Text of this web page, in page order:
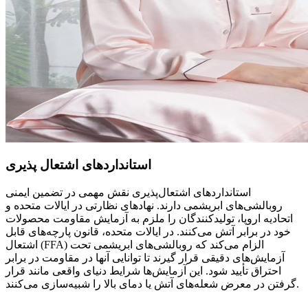
استانداردهای اشتعال پذیری
استانداردهای اشتعال‌پذیری نقش مهمی در تضمین ایمنی
روبالشی‌های ابریشمی دارند. نهادهای نظارتی در ایالات متحده و
اتحادیه اروپا، تولیدکنندگان را ملزم به آزمایش مقاومت محصولات
خود در برابر آتش می‌کنند. در ایالات متحده، قانون پارچه‌های قابل
اشتعال (FFA) الزام می‌کند که روبالشی‌های ابریشمی تحت
آزمایش‌های دقیقی قرار گیرند تا توانایی آنها در مقاومت در برابر
احتراق تأیید شود. این آزمایش‌ها شرایط دنیای واقعی مانند قرار
گرفتن در معرض شعله‌های آتش یا دمای بالا را شبیه‌سازی می‌کنند.